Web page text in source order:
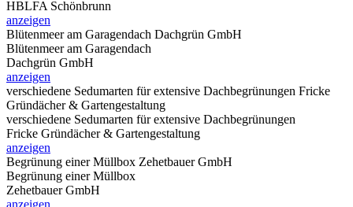
HBLFA Schönbrunn
anzeigen
Blütenmeer am Garagendach Dachgrün GmbH
Blütenmeer am Garagendach
Dachgrün GmbH
anzeigen
verschiedene Sedumarten für extensive Dachbegrünungen Fricke
Gründächer & Gartengestaltung
verschiedene Sedumarten für extensive Dachbegrünungen
Fricke Gründächer & Gartengestaltung
anzeigen
Begrünung einer Müllbox Zehetbauer GmbH
Begrünung einer Müllbox
Zehetbauer GmbH
anzeigen